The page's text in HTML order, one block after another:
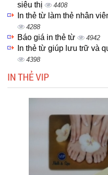
siêu thị
4408
In thẻ từ làm thẻ nhân
4288
Báo giá in thẻ từ 4942
In thẻ từ giúp lưu trữ và
4398
IN THẺ VIP